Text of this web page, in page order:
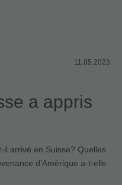
11.05.2023
a appris
il arrivé en Suisse? Quelles
d’Amérique a-t-elle